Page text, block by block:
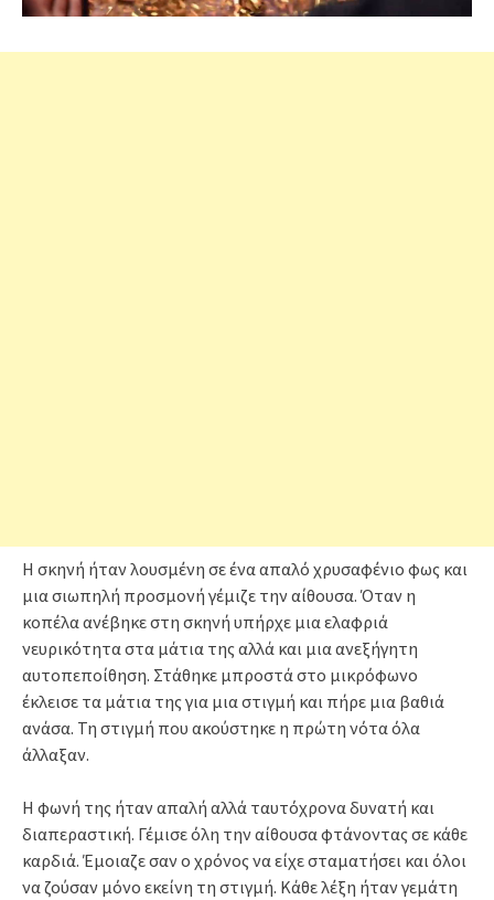
Η σκηνή ήταν λουσμένη σε ένα απαλό χρυσαφένιο φως και
μια σιωπηλή προσμονή γέμιζε την αίθουσα. Όταν η
κοπέλα ανέβηκε στη σκηνή υπήρχε μια ελαφριά
νευρικότητα στα μάτια της αλλά και μια ανεξήγητη
αυτοπεποίθηση. Στάθηκε μπροστά στο μικρόφωνο
έκλεισε τα μάτια της για μια στιγμή και πήρε μια βαθιά
ανάσα. Τη στιγμή που ακούστηκε η πρώτη νότα όλα
άλλαξαν.
Η φωνή της ήταν απαλή αλλά ταυτόχρονα δυνατή και
διαπεραστική. Γέμισε όλη την αίθουσα φτάνοντας σε κάθε
καρδιά. Έμοιαζε σαν ο χρόνος να είχε σταματήσει και όλοι
να ζούσαν μόνο εκείνη τη στιγμή. Κάθε λέξη ήταν γεμάτη